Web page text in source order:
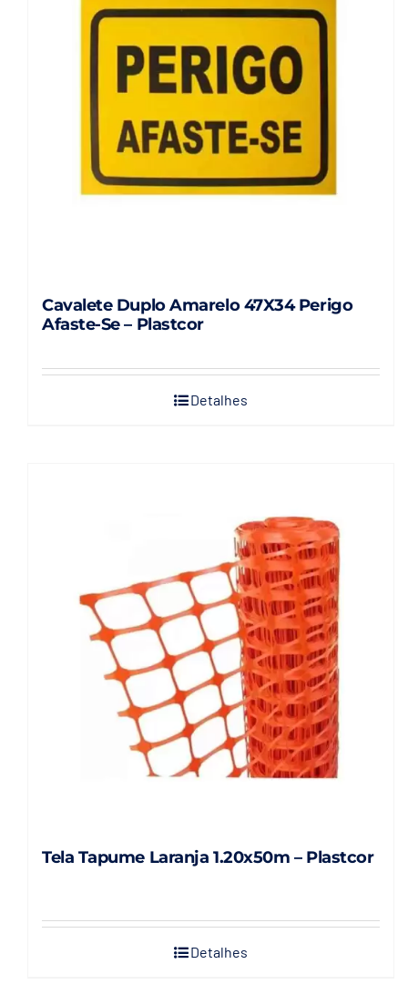
Cavalete Duplo Amarelo 47X34 Perigo
Afaste-Se – Plastcor
Detalhes
Tela Tapume Laranja 1.20x50m – Plastcor
Detalhes